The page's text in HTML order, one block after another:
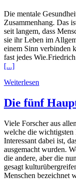
Die mentale
Zusammenhang. Das
seit langem, dass
sie ihr Leben im
einem Sinn verbinden
fast jedes
[...]
Weiterlesen
Die fünf
Viele Forscher aus
welche die wichtigsten
Interessant dabei ist,
ausgemacht wurden.
die andere, aber die
gesagt
Menschen bezeichnet